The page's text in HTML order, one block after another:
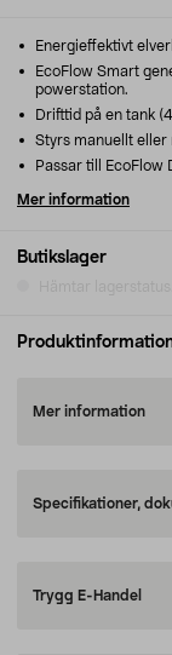
Butikslager
Energieffektivt
EcoFlow Smart
powerstation.
Drifttid på en tank
Styrs manuellt eller
Passar till EcoFlow
Mer information
Mer information
Specifikationer,
Trygg E-Handel